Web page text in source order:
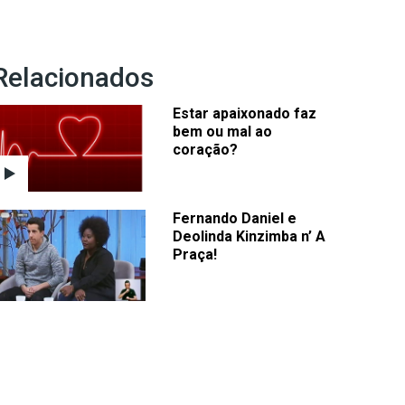
Estar apaixonado faz
bem ou mal ao
coração?
Fernando Daniel e
Deolinda Kinzimba n’ A
Praça!